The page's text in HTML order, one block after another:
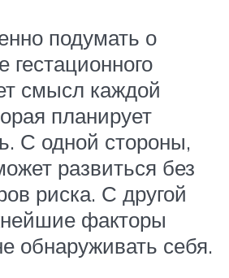
подумать о
гестационного
смысл каждой
планирует
С одной стороны,
развиться без
риска. С другой
факторы
обнаруживать себя.